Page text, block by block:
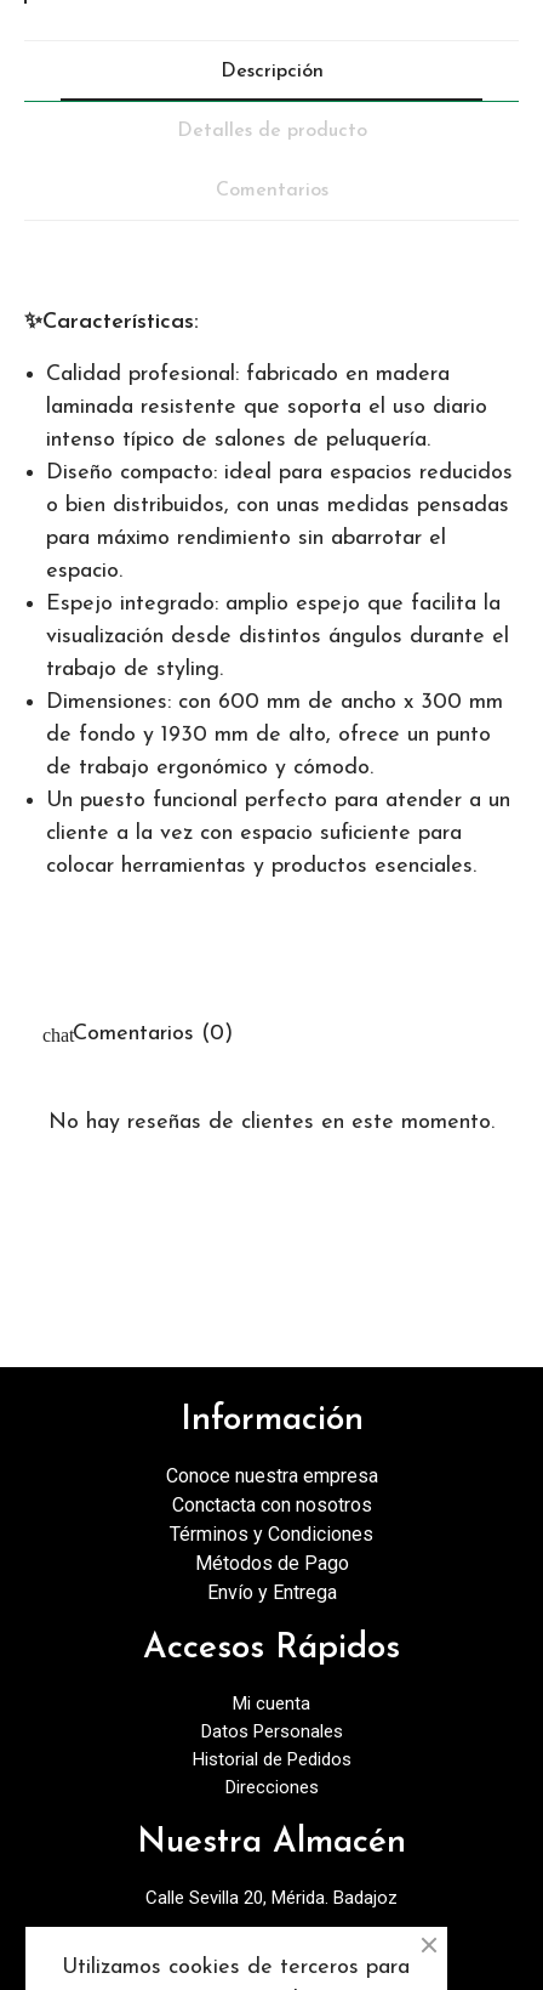
Descripción
Detalles de producto
Comentarios
✨Características:
Calidad profesional: fabricado en madera
laminada resistente que soporta el uso diario
intenso típico de salones de peluquería.
Diseño compacto: ideal para espacios reducidos
o bien distribuidos, con unas medidas pensadas
para máximo rendimiento sin abarrotar el
espacio.
Espejo integrado: amplio espejo que facilita la
visualización desde distintos ángulos durante el
trabajo de styling.
Dimensiones: con 600 mm de ancho x 300 mm
de fondo y 1930 mm de alto, ofrece un punto
de trabajo ergonómico y cómodo.
Un puesto funcional perfecto para atender a un
cliente a la vez con espacio suficiente para
colocar herramientas y productos esenciales.
Comentarios (0)
No hay reseñas de clientes en este momento.
Información
Conoce nuestra empresa
Conctacta con nosotros
Términos y Condiciones
Métodos de Pago
Envío y Entrega
Accesos Rápidos
Mi cuenta
Datos Personales
Historial de Pedidos
Direcciones
Nuestra Almacén
Calle Sevilla 20, Mérida. Badajoz
Utilizamos cookies de terceros para